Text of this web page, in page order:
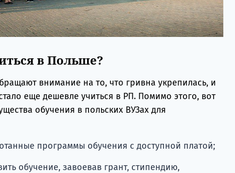
в Польше?
внимание на то, что гривна укрепилась, и
еще дешевле учиться в РП. Помимо этого, вот
обучения в польских ВУЗах для
программы обучения с доступной платой;
обучение, завоевав грант, стипендию,